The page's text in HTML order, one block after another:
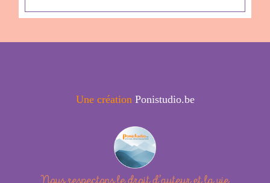
Une création Ponistudio.be
Nous respectons le droit d’auteur et la vie